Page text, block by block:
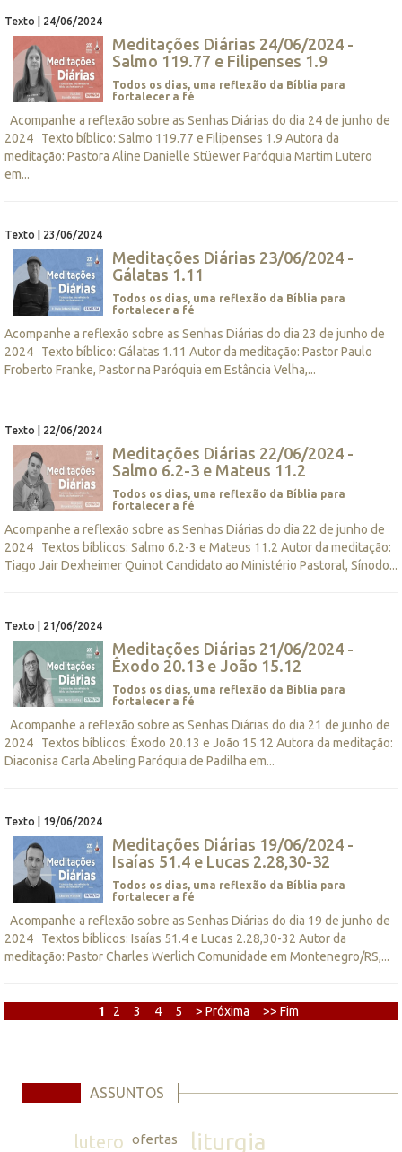
Texto | 24/06/2024
Meditações Diárias 24/06/2024 -
Salmo 119.77 e Filipenses 1.9
Todos os dias, uma reflexão da Bíblia para
fortalecer a fé
Acompanhe a reflexão sobre as Senhas Diárias do dia 24 de junho de
2024 Texto bíblico: Salmo 119.77 e Filipenses 1.9 Autora da
meditação: Pastora Aline Danielle Stüewer Paróquia Martim Lutero
em...
Texto | 23/06/2024
Meditações Diárias 23/06/2024 -
Gálatas 1.11
Todos os dias, uma reflexão da Bíblia para
fortalecer a fé
Acompanhe a reflexão sobre as Senhas Diárias do dia 23 de junho de
2024 Texto bíblico: Gálatas 1.11 Autor da meditação: Pastor Paulo
Froberto Franke, Pastor na Paróquia em Estância Velha,...
Texto | 22/06/2024
Meditações Diárias 22/06/2024 -
Salmo 6.2-3 e Mateus 11.2
Todos os dias, uma reflexão da Bíblia para
fortalecer a fé
Acompanhe a reflexão sobre as Senhas Diárias do dia 22 de junho de
2024 Textos bíblicos: Salmo 6.2-3 e Mateus 11.2 Autor da meditação:
Tiago Jair Dexheimer Quinot Candidato ao Ministério Pastoral, Sínodo...
Texto | 21/06/2024
Meditações Diárias 21/06/2024 -
Êxodo 20.13 e João 15.12
Todos os dias, uma reflexão da Bíblia para
fortalecer a fé
Acompanhe a reflexão sobre as Senhas Diárias do dia 21 de junho de
2024 Textos bíblicos: Êxodo 20.13 e João 15.12 Autora da meditação:
Diaconisa Carla Abeling Paróquia de Padilha em...
Texto | 19/06/2024
Meditações Diárias 19/06/2024 -
Isaías 51.4 e Lucas 2.28,30-32
Todos os dias, uma reflexão da Bíblia para
fortalecer a fé
Acompanhe a reflexão sobre as Senhas Diárias do dia 19 de junho de
2024 Textos bíblicos: Isaías 51.4 e Lucas 2.28,30-32 Autor da
meditação: Pastor Charles Werlich Comunidade em Montenegro/RS,...
1 2 3 4 5 > Próxima >> Fim
ASSUNTOS
lutero ofertas liturgia